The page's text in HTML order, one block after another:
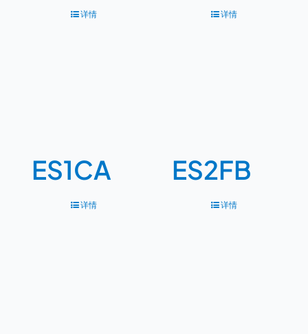
详情 详情
ES1CA
详情
ES2FB
详情